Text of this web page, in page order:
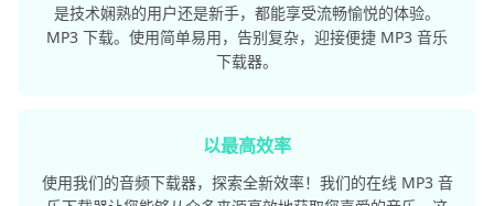
是技术娴熟的用户还是新手，都能享受流畅愉悦的体验。
MP3 下载。使用简单易用，告别复杂，迎接便捷 MP3 音乐
下载器。
以最高效率
使用我们的音频下载器，探索全新效率！我们的在线 MP3 音